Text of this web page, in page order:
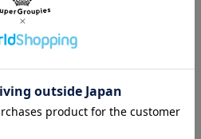
り、機能性&実用性を重視した大人
ェック
格は全て税込みです。